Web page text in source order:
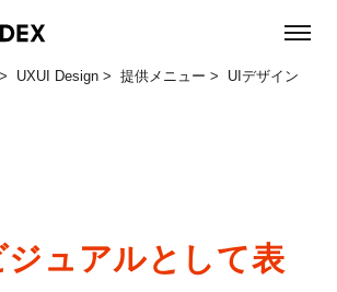
UXUI Design 提供メニュー UIデザイン
ジュアルとして表